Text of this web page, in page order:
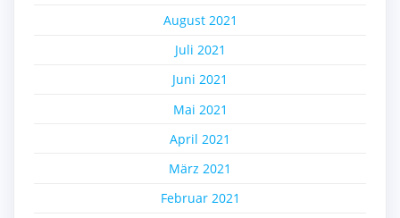
August 2021
Juli 2021
Juni 2021
Mai 2021
April 2021
März 2021
Februar 2021